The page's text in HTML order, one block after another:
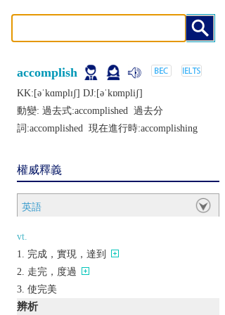
accomplish
KK:[ǝˈkɑmplɪʃ] DJ:[ǝˈkɒmpliʃ]
動變: 過去式:accomplished 過去分
詞:accomplished 現在進行時:accomplishing
權威釋義
英語
vt.
完成，實現，達到
走完，度過
使完美
辨析